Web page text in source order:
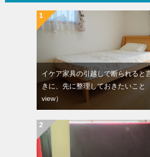
イケア家具の引越しで断られると
きに、先に整理しておきたいこと
view）